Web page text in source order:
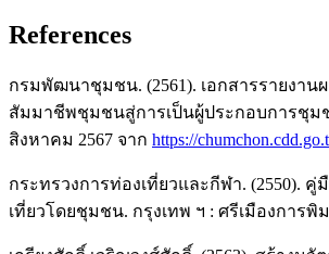
References
กรมพัฒนาชุมชน. (2561). เอกสารรายงาน
สัมมาชีพชุมชนสู่การเป็นผู้ประกอบการชุมช
สิงหาคม 2567 จาก https://
กระทรวงการท่องเที่ยวและกีฬา. (2550). คู่
เที่ยวโดยชุมชน. กรุงเทพ ฯ : ศรีเมืองการพิ